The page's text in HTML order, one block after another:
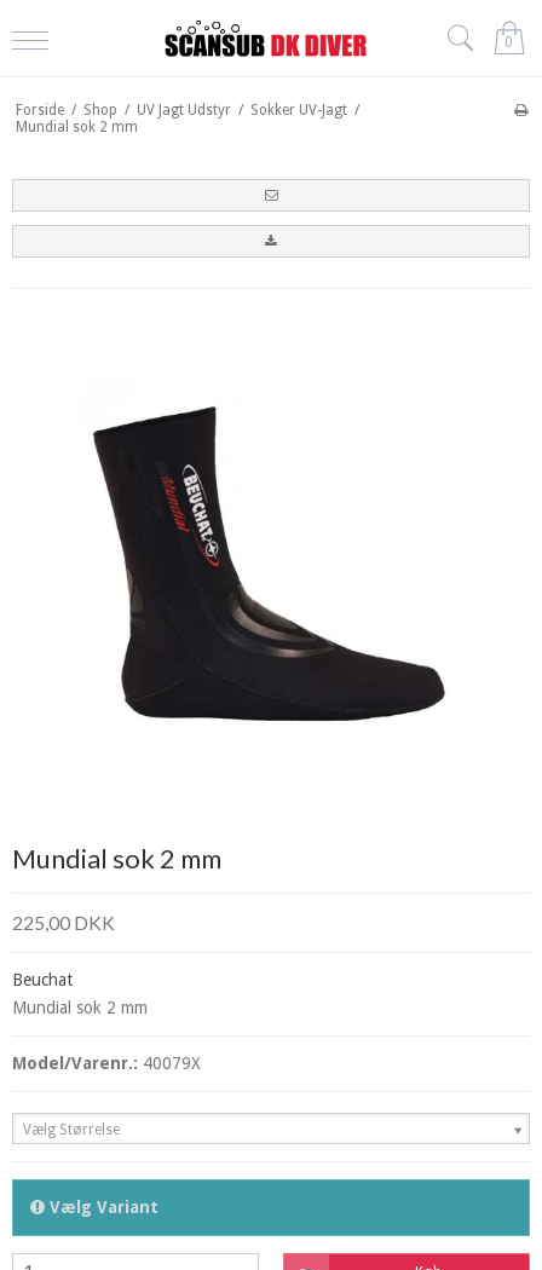
0
Forside / Shop / UV Jagt Udstyr / Sokker UV-Jagt /
Mundial sok 2 mm
Mundial sok 2 mm
225,00 DKK
Beuchat
Mundial sok 2 mm
Model/Varenr.: 40079X
Vælg Størrelse
Vælg Variant